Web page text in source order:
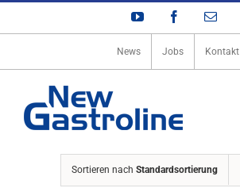
Zum
YouTube Facebook
E-
News Jobs Kontakt
Sortieren nach Standardsortierung